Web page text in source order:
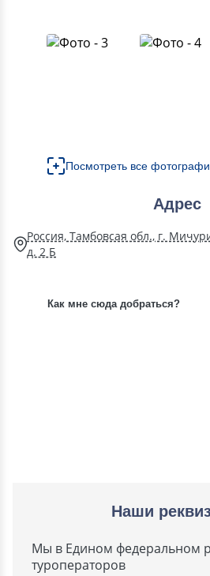
Посмотреть все
Адрес
Россия, Тамбовсая обл., г.
д. 2 Б
Как мне сюда добраться?
Наши
Мы в Едином федеральном
туроператоров